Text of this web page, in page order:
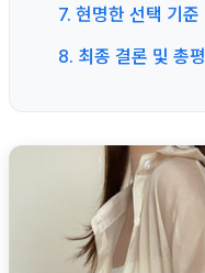
7. 현명한 선택 기준
8. 최종 결론 및 총평